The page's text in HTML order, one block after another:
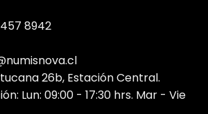
8942
26b, Estación Central.
Lun: 09:00 - 17:30 hrs. Mar - Vie